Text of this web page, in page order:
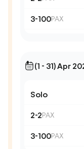
3-100PAX
(1 - 31) Apr
Solo
2-2PAX
3-100PAX